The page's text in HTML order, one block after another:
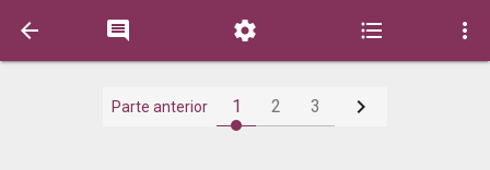
    
Parte anterior 1 2 3 